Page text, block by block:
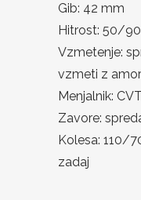
Gib: 42 mm
Hitrost: 50/
Vzmetenje:
vzmeti z
Menjalnik:
Zavore:
Kolesa: 110/
zadaj